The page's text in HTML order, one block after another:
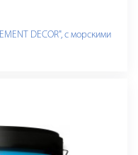
DECOR", с морскими